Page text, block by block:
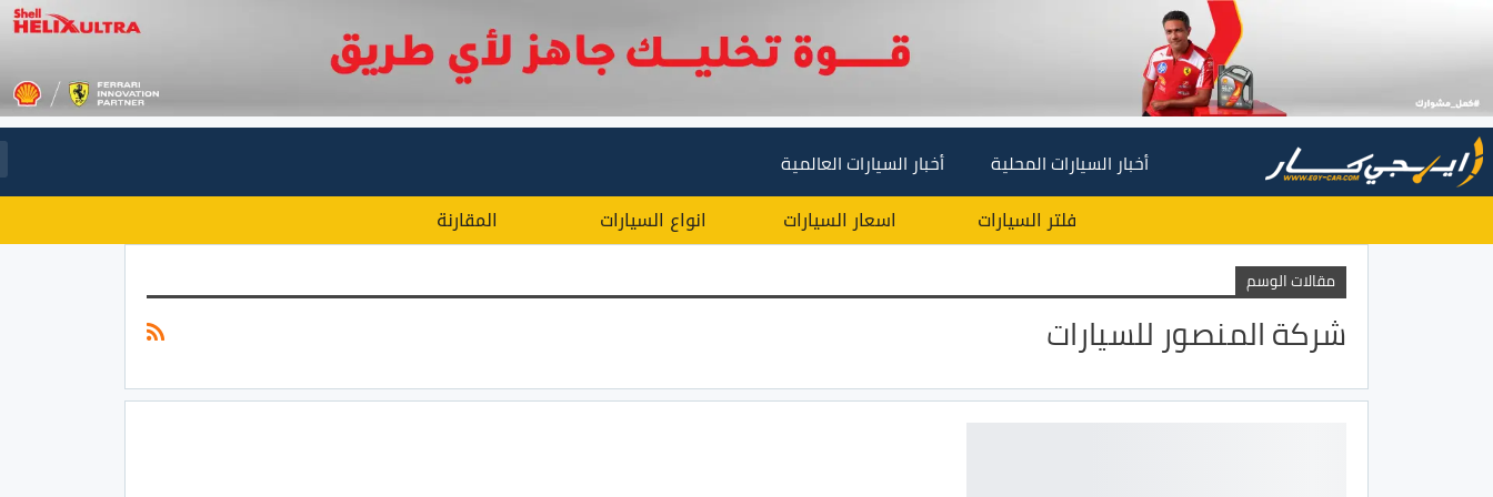
أخبار السيارات المحلية أخبار السيارات العالمية
فلتر السيارات اسعار السيارات انواع السيارات المقارنة
مقالات الوسم
شركة المنصور للسيارات